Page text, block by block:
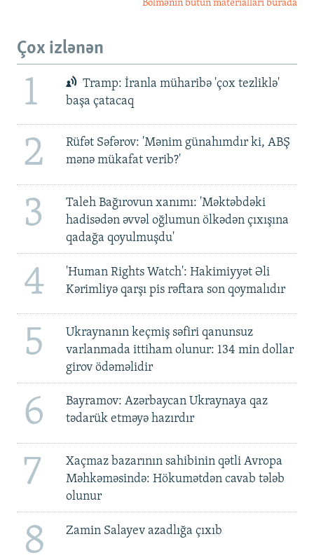
Bölmənin bütün materialları burada
Çox izlənən
1
Tramp: İranla müharibə 'çox tezliklə'
başa çatacaq
2
Rüfət Səfərov: 'Mənim günahımdır ki, ABŞ
mənə mükafat verib?'
3
Taleh Bağırovun xanımı: 'Məktəbdəki
hadisədən əvvəl oğlumun ölkədən çıxışına
qadağa qoyulmuşdu'
4
'Human Rights Watch': Hakimiyyət Əli
Kərimliyə qarşı pis rəftara son qoymalıdır
5
Ukraynanın keçmiş səfiri qanunsuz
varlanmada ittiham olunur: 134 min dollar
girov ödəməlidir
6
Bayramov: Azərbaycan Ukraynaya qaz
tədarük etməyə hazırdır
7
Xaçmaz bazarının sahibinin qətli Avropa
Məhkəməsində: Hökumətdən cavab tələb
olunur
8 Zamin Salayev azadlığa çıxıb